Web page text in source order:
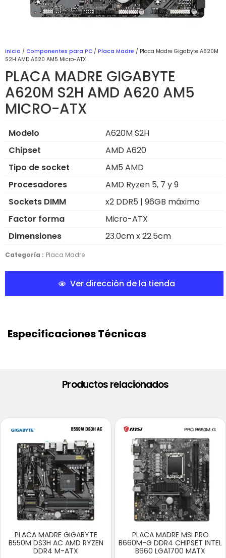
Inicio / Componentes para PC / Placa Madre / Placa Madre Gigabyte A620M
S2H AMD A620 AM5 Micro-ATX
PLACA MADRE GIGABYTE
A620M S2H AMD A620 AM5
MICRO-ATX
Modelo
A620M S2H
Chipset
AMD A620
Tipo de socket
AM5 AMD
Procesadores
AMD Ryzen 5, 7 y 9
Sockets DIMM
x2 DDR5 | 96GB máximo
Factor forma
Micro-ATX
Dimensiones
23.0cm x 22.5cm
Categoría : Placa Madre
Ver dirección de la tienda
Especificaciones Técnicas
Productos relacionados
PLACA MADRE GIGABYTE
B550M DS3H AC AMD RYZEN
DDR4 M-ATX
PLACA MADRE MSI PRO
B660M-G DDR4 CHIPSET INTEL
B660 LGA1700 MATX